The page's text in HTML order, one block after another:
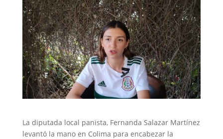
La diputada local panista, Fernanda Salazar Martínez
levantó la mano en Colima para encabezar la